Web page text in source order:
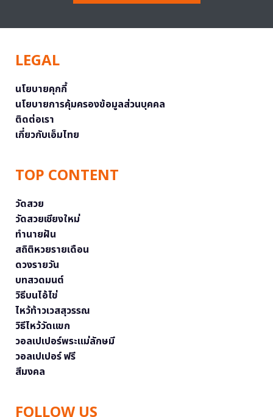
LEGAL
นโยบายคุกกี้
นโยบายการคุ้มครองข้อมูลส่วนบุคคล
ติดต่อเรา
เกี่ยวกับเอ็มไทย
TOP CONTENT
วัดสวย
วัดสวยเชียงใหม่
ทำนายฝัน
สถิติหวยรายเดือน
ดวงรายวัน
บทสวดมนต์
วิธีบนไอ้ไข่
ไหว้ท้าวเวสสุวรรณ
วิธีไหว้วัดแขก
วอลเปเปอร์พระแม่ลักษมี
วอลเปเปอร์ ฟรี
สีมงคล
FOLLOW US